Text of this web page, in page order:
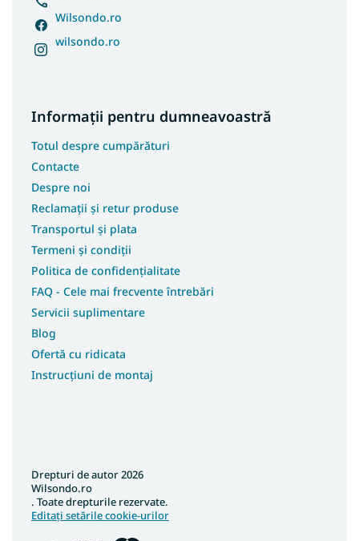
Wilsondo.ro
wilsondo.ro
Informații pentru dumneavoastră
Totul despre cumpărături
Contacte
Despre noi
Reclamații și retur produse
Transportul și plata
Termeni și condiții
Politica de confidențialitate
FAQ - Cele mai frecvente întrebări
Servicii suplimentare
Blog
Ofertă cu ridicata
Instrucțiuni de montaj
Drepturi de autor 2026
Wilsondo.ro
. Toate drepturile rezervate.
Editați setările cookie-urilor